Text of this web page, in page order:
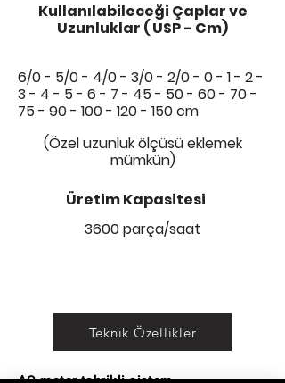
Kullanılabileceği Çaplar ve
Uzunluklar ( USP - Cm)
6/0 - 5/0 - 4/0 - 3/0 - 2/0 - 0 - 1 - 2 -
3 - 4 - 5 - 6 - 7 - 45 - 50 - 60 - 70-
75 - 90 - 100 - 120 - 150cm
(Özel uzunluk ölçüsü eklemek
mümkün)
Üretim Kapasitesi
3600 parça/saat
Teknik Özellikler